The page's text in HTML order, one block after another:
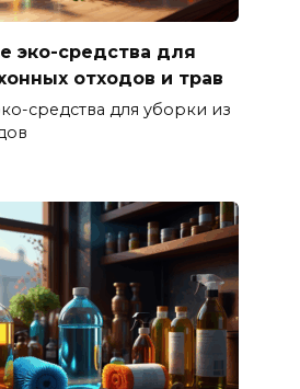
эко-средства для
отходов и трав
средства для уборки из